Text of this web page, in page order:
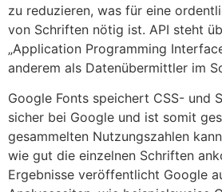
zu reduzieren, was für eine
von Schriften nötig ist. API steht
„Application Programming
anderem als Datenübermittler im
Google Fonts speichert CSS- und
sicher bei Google und ist somit
gesammelten Nutzungszahlen
wie gut die einzelnen Schriften
Ergebnisse veröffentlicht Google